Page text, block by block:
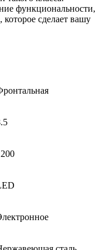
функциональности,
сделает вашу